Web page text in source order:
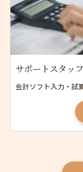
サポートスタッフ